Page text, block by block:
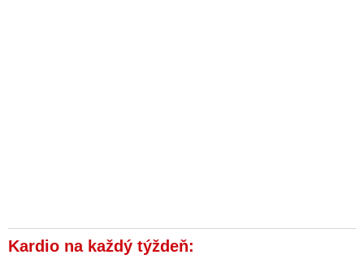
Kardio na každý týždeň: